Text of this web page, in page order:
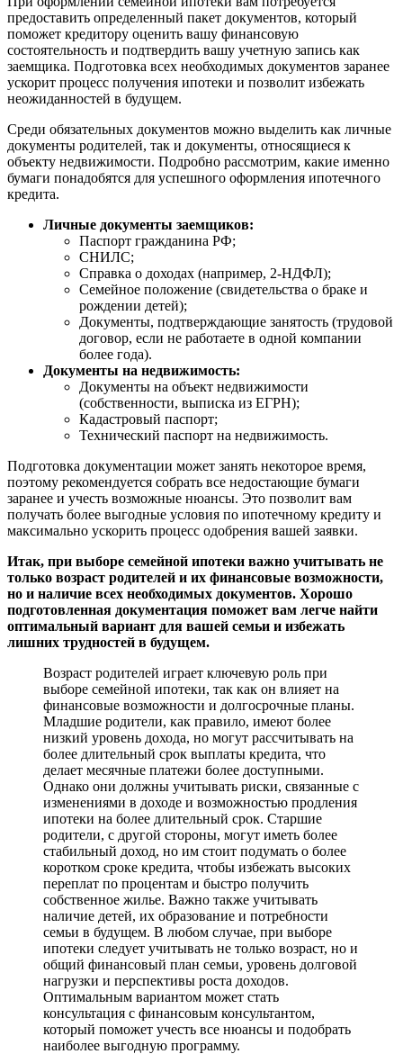
предоставить определенный пакет документов, который
поможет кредитору оценить вашу финансовую
состоятельность и подтвердить вашу учетную запись как
заемщика. Подготовка всех необходимых документов заранее
ускорит процесс получения ипотеки и позволит избежать
неожиданностей в будущем.
Среди обязательных документов можно выделить как личные
документы родителей, так и документы, относящиеся к
объекту недвижимости. Подробно рассмотрим, какие именно
бумаги понадобятся для успешного оформления ипотечного
кредита.
Личные документы заемщиков:
Паспорт гражданина РФ;
СНИЛС;
Справка о доходах (например, 2-НДФЛ);
Семейное положение (свидетельства о браке и
рождении детей);
Документы, подтверждающие занятость (трудовой
договор, если не работаете в одной компании
более года).
Документы на недвижимость:
Документы на объект недвижимости
(собственности, выписка из ЕГРН);
Кадастровый паспорт;
Технический паспорт на недвижимость.
Подготовка документации может занять некоторое время,
поэтому рекомендуется собрать все недостающие бумаги
заранее и учесть возможные нюансы. Это позволит вам
получать более выгодные условия по ипотечному кредиту и
максимально ускорить процесс одобрения вашей заявки.
Итак, при выборе семейной ипотеки важно учитывать не
только возраст родителей и их финансовые возможности,
но и наличие всех необходимых документов. Хорошо
подготовленная документация поможет вам легче найти
оптимальный вариант для вашей семьи и избежать
лишних трудностей в будущем.
Возраст родителей играет ключевую роль при
выборе семейной ипотеки, так как он влияет на
финансовые возможности и долгосрочные планы.
Младшие родители, как правило, имеют более
низкий уровень дохода, но могут рассчитывать на
более длительный срок выплаты кредита, что
делает месячные платежи более доступными.
Однако они должны учитывать риски, связанные с
изменениями в доходе и возможностью продления
ипотеки на более длительный срок. Старшие
родители, с другой стороны, могут иметь более
стабильный доход, но им стоит подумать о более
коротком сроке кредита, чтобы избежать высоких
переплат по процентам и быстро получить
собственное жилье. Важно также учитывать
наличие детей, их образование и потребности
семьи в будущем. В любом случае, при выборе
ипотеки следует учитывать не только возраст, но и
общий финансовый план семьи, уровень долговой
нагрузки и перспективы роста доходов.
Оптимальным вариантом может стать
консультация с финансовым консультантом,
который поможет учесть все нюансы и подобрать
наиболее выгодную программу.